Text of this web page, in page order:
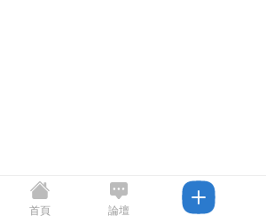
首頁 論壇